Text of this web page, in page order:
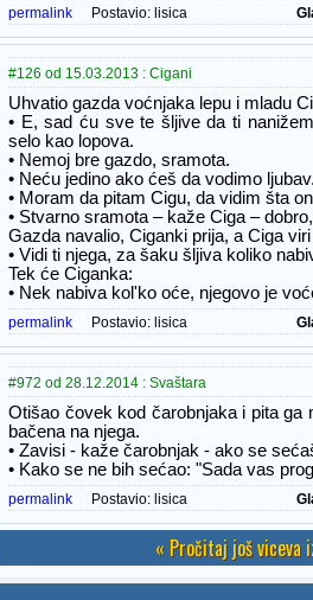
permalink Postavio: lisica
#126 od 15.03.2013 : Cigani
Uhvatio gazda voćnjaka lepu i mladu
• E, sad ću sve te šljive da ti
selo kao lopova.
• Nemoj bre gazdo, sramota.
• Neću jedino ako ćeš da vodimo
• Moram da pitam Cigu, da vidim šta
• Stvarno sramota – kaže Ciga –
Gazda navalio, Ciganki prija, a Ciga
• Vidi ti njega, za šaku šljiva koliko
Tek će Ciganka:
• Nek nabiva kol'ko oće, njegovo je
permalink Postavio: lisica
#972 od 28.12.2014 : Svaštara
Otišao čovek kod čarobnjaka i pita ga
bačena na njega.
• Zavisi - kaže čarobnjak - ako se
• Kako se ne bih sećao: "Sada vas
permalink Postavio: lisica
« Pročitaj još viceva